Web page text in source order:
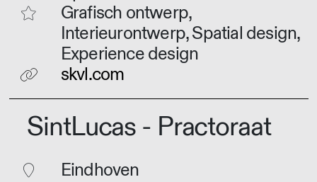
Grafisch ontwerp,
Interieurontwerp, Spatial design,
Experience design
skvl.com
SintLucas - Practoraat
Eindhoven